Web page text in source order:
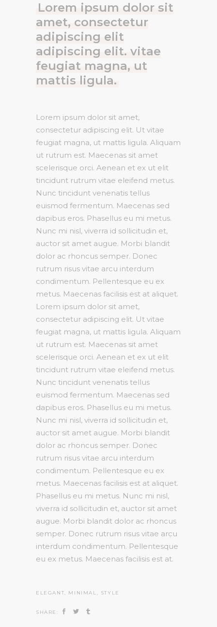
Lorem ipsum dolor sit
amet, consectetur
adipiscing elit
adipiscing elit. vitae
feugiat magna, ut
mattis ligula.
Lorem ipsum dolor sit amet,
consectetur adipiscing elit. Ut vitae
feugiat magna, ut mattis ligula. Aliquam
ut rutrum est. Maecenas sit amet
scelerisque orci. Aenean et ex ut elit
tincidunt rutrum vitae eleifend metus.
Nunc tincidunt venenatis tellus
euismod fermentum. Maecenas sed
dapibus eros. Phasellus eu mi metus.
Nunc mi nisl, viverra id sollicitudin et,
auctor sit amet augue. Morbi blandit
dolor ac rhoncus semper. Donec
rutrum risus vitae arcu interdum
condimentum. Pellentesque eu ex
metus. Maecenas facilisis est at aliquet.
Lorem ipsum dolor sit amet,
consectetur adipiscing elit. Ut vitae
feugiat magna, ut mattis ligula. Aliquam
ut rutrum est. Maecenas sit amet
scelerisque orci. Aenean et ex ut elit
tincidunt rutrum vitae eleifend metus.
Nunc tincidunt venenatis tellus
euismod fermentum. Maecenas sed
dapibus eros. Phasellus eu mi metus.
Nunc mi nisl, viverra id sollicitudin et,
auctor sit amet augue. Morbi blandit
dolor ac rhoncus semper. Donec
rutrum risus vitae arcu interdum
condimentum. Pellentesque eu ex
metus. Maecenas facilisis est at aliquet.
Phasellus eu mi metus. Nunc mi nisl,
viverra id sollicitudin et, auctor sit amet
augue. Morbi blandit dolor ac rhoncus
semper. Donec rutrum risus vitae arcu
interdum condimentum. Pellentesque
eu ex metus. Maecenas facilisis est at.
ELEGANT, MINIMAL, STYLE
SHARE: